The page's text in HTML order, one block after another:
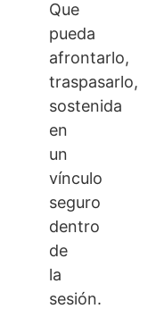
Que
pueda
afrontarlo,
traspasarlo,
sostenida
en
un
vínculo
seguro
dentro
de
la
sesión.